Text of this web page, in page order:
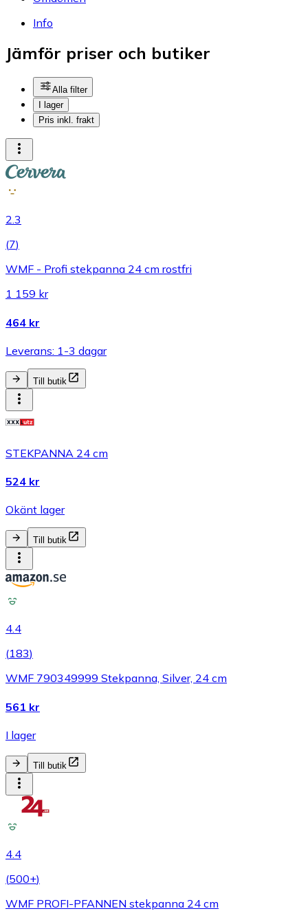
Info
Jämför priser och butiker
Alla filter
I lager
Pris inkl. frakt
2.3
(7)
WMF - Profi stekpanna 24 cm rostfri
1 159 kr
464 kr
Leverans: 1-3 dagar
Till butik
STEKPANNA 24 cm
524 kr
Okänt lager
Till butik
4.4
(183)
WMF 790349999 Stekpanna, Silver, 24 cm
561 kr
I lager
Till butik
4.4
(500+)
WMF PROFI-PFANNEN stekpanna 24 cm